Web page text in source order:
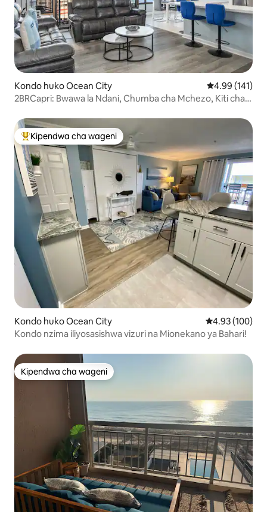
Kondo huko Ocean City Ukadiriaji wa
4.99 (141)
2BRCapri: Bwawa la Ndani, Chumba cha Mchezo, Kiti cha
Kipendwa maarufu cha wageni
Kipendwa cha wageni
Kondo huko Ocean City Ukadiriaji wa
4.93 (100)
Kondo nzima iliyosasishwa vizuri na Mionekano ya Bahari!
Kipendwa cha wageni
Kipendwa cha wageni